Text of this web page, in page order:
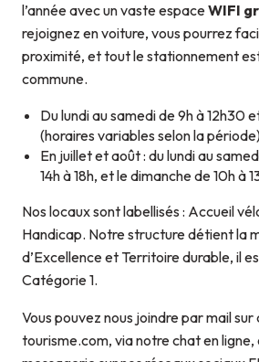
l’année avec un vaste espaceWIFI
rejoignez en voiture, vous pourrez
proximité, et tout le stationnement
commune.
Du lundi au samedi de 9h à 12h30
(horaires variables selon la
En juillet et août : du lundi au
14h à 18h, et le dimanche de 10h à
Nos locaux sont labellisés : Accueil
Handicap. Notre structure détient la
d’Excellence et Territoire durable, il
Catégorie 1.
Vous pouvez nous joindre par mail
tourisme.com, via notre chat en ligne,